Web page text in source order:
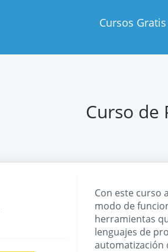
Cursos Gratis
Curso de
Con este curso
modo de
herramientas
lenguajes de
automatización